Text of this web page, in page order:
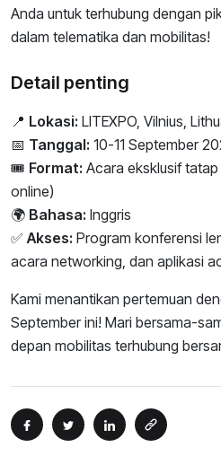
Anda untuk terhubung dengan
dalam telematika dan mobilitas!
Detail penting
📍 Lokasi: LITEXPO, Vilnius,
📅 Tanggal: 10-11 September
🎟 Format: Acara eksklusif
online)
🌍 Bahasa: Inggris
✅ Akses: Program konferensi
acara networking, dan aplikasi
Kami menantikan pertemuan
September ini! Mari bersama-
depan mobilitas terhubung